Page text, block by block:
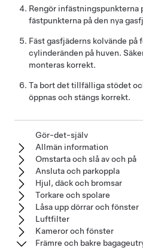
Rengör infästningspunkterna
fästpunkterna på den nya
Fäst gasfjäderns kolvände på
cylinderänden på huven.
monteras korrekt.
Ta bort det tillfälliga stödet
öppnas och stängs korrekt.
Gör-det-själv
Allmän information
Omstarta och slå av och på
Ansluta och parkoppla
Hjul, däck och bromsar
Torkare och spolare
Låsa upp dörrar och fönster
Luftfilter
Kameror och fönster
Främre och bakre